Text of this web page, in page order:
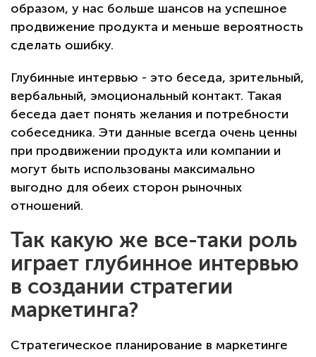
образом, у нас больше шансов на успешное
продвижение продукта и меньше вероятность
сделать ошибку.
Глубинные интервью - это беседа, зрительный,
вербальный, эмоциональный контакт. Такая
беседа дает понять желания и потребности
собеседника. Эти данные всегда очень ценны
при продвижении продукта или компании и
могут быть использованы максимально
выгодно для обеих сторон рыночных
отношений.
Так какую же все-таки роль
играет глубинное интервью
в создании стратегии
маркетинга?
Стратегическое планирование в маркетинге